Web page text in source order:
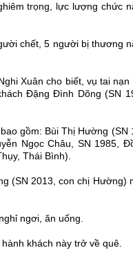
trọng, lực lượng chức
chết, 5 người bị thương
Xuân cho biết, vụ tai nạn
Đặng Đình Dõng (SN
gồm: Bùi Thị Hường (SN
Ngọc Châu, SN 1985,
Thái Bình).
(SN 2013, con chị Hường)
ngơi, ăn uống.
khách này trở về quê.